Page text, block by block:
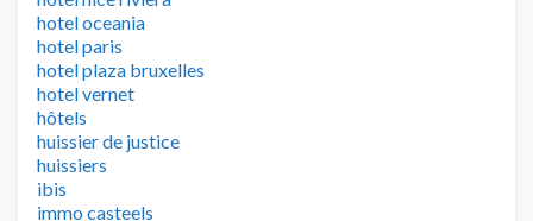
hotel oceania
hotel paris
hotel plaza bruxelles
hotel vernet
hôtels
huissier de justice
huissiers
ibis
immo casteels